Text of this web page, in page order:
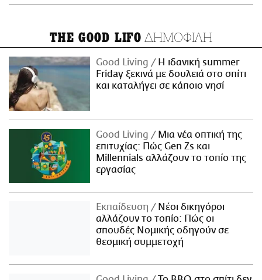
THE GOOD LIFO ΔΗΜΟΦΙΛΗ
Good Living
Η ιδανική summer
Friday ξεκινά με δουλειά στο σπίτι
και καταλήγει σε κάποιο νησί
Good Living
Μια νέα οπτική της
επιτυχίας: Πώς Gen Zs και
Millennials αλλάζουν το τοπίο της
εργασίας
Εκπαίδευση
Νέοι δικηγόροι
αλλάζουν το τοπίο: Πώς οι
σπουδές Νομικής οδηγούν σε
θεσμική συμμετοχή